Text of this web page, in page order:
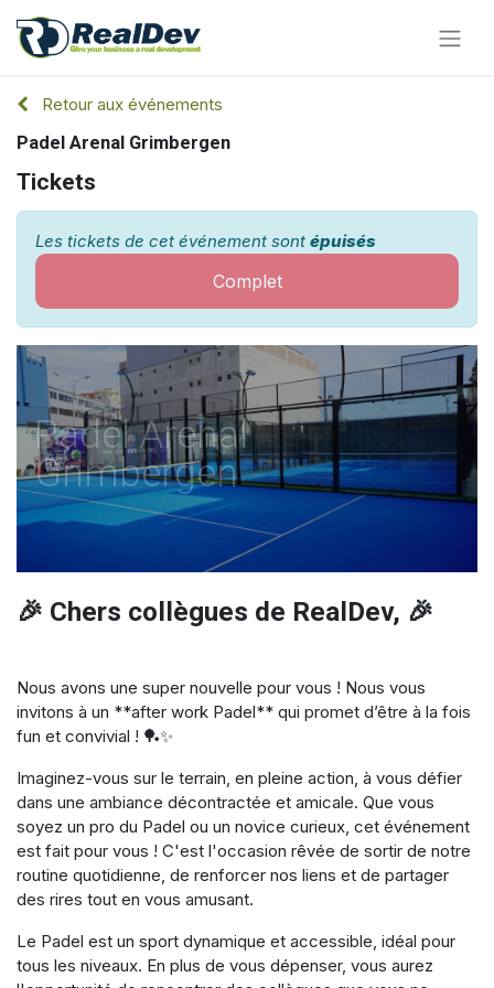
Retour aux événements
Padel Arenal Grimbergen
Tickets
Les tickets de cet événement sont épuisés
Complet
Padel Arenal
Grimbergen
🎉 Chers collègues de RealDev, 🎉
Nous avons une super nouvelle pour vous ! Nous vous
invitons à un **after work Padel** qui promet d’être à la fois
fun et convivial ! 🏓✨
Imaginez-vous sur le terrain, en pleine action, à vous défier
dans une ambiance décontractée et amicale. Que vous
soyez un pro du Padel ou un novice curieux, cet événement
est fait pour vous ! C'est l'occasion rêvée de sortir de notre
routine quotidienne, de renforcer nos liens et de partager
des rires tout en vous amusant.
Le Padel est un sport dynamique et accessible, idéal pour
tous les niveaux. En plus de vous dépenser, vous aurez